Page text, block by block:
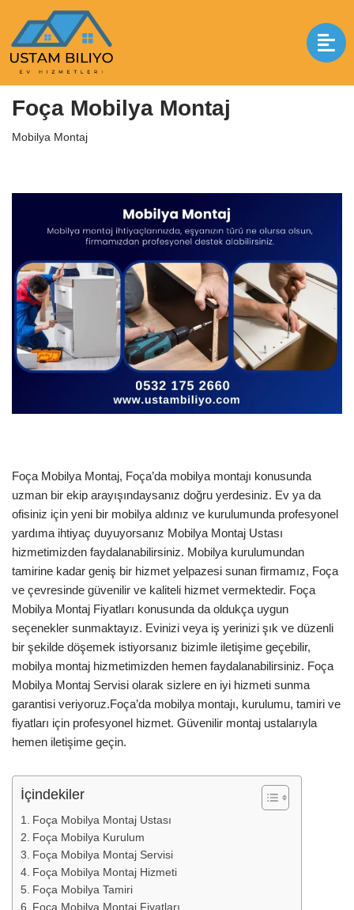
İçeriğe
geç
Anasayfa|Mobilya Montaj
Foça Mobilya Montaj
Mobilya Montaj
Foça Mobilya Montaj, Foça’da mobilya montajı konusunda
uzman bir ekip arayışındaysanız doğru yerdesiniz. Ev ya da
ofisiniz için yeni bir mobilya aldınız ve kurulumunda profesyonel
yardıma ihtiyaç duyuyorsanız Mobilya Montaj Ustası
hizmetimizden faydalanabilirsiniz. Mobilya kurulumundan
tamirine kadar geniş bir hizmet yelpazesi sunan firmamız, Foça
ve çevresinde güvenilir ve kaliteli hizmet vermektedir. Foça
Mobilya Montaj Fiyatları konusunda da oldukça uygun
seçenekler sunmaktayız. Evinizi veya iş yerinizi şık ve düzenli
bir şekilde döşemek istiyorsanız bizimle iletişime geçebilir,
mobilya montaj hizmetimizden hemen faydalanabilirsiniz. Foça
Mobilya Montaj Servisi olarak sizlere en iyi hizmeti sunma
garantisi veriyoruz.Foça’da mobilya montajı, kurulumu, tamiri ve
fiyatları için profesyonel hizmet. Güvenilir montaj ustalarıyla
hemen iletişime geçin.
İçindekiler
Foça Mobilya Montaj Ustası
Foça Mobilya Kurulum
Foça Mobilya Montaj Servisi
Foça Mobilya Montaj Hizmeti
Foça Mobilya Tamiri
Foça Mobilya Montaj Fiyatları